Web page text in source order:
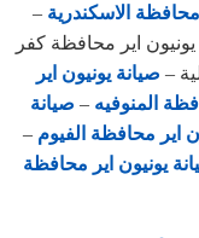
محافظة الاسكندرية –
اير محافظة كفر
– صيانة يونيون اير
المنوفيه – صيانة
اير محافظة الفيوم –
يونيون اير محافظة